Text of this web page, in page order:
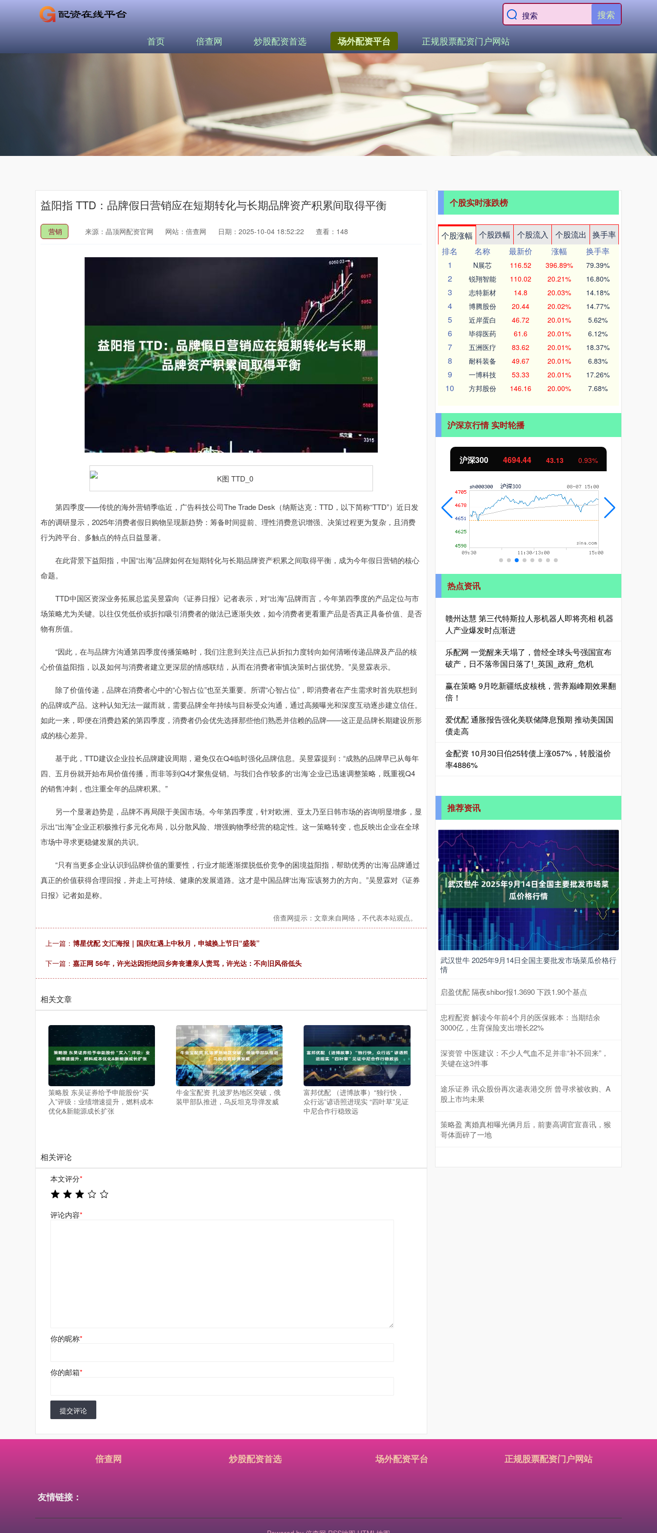
搜索
首页 倍查网 炒股配资首选 场外配资平台 正规股票配资门户网站
益阳指 TTD：品牌假日营销应在短期转化与长期品牌资产积累间取得平衡
营销 来源：晶顶网配资官网 网站：倍查网 日期：2025-10-04 18:52:22 查看：148
第四季度——传统的海外营销季临近，广告科技公司The Trade Desk（纳斯达克：TTD，以下简称“TTD”）近日发
布的调研显示，2025年消费者假日购物呈现新趋势：筹备时间提前、理性消费意识增强、决策过程更为复杂，且消费
行为跨平台、多触点的特点日益显著。
在此背景下益阳指，中国“出海”品牌如何在短期转化与长期品牌资产积累之间取得平衡，成为今年假日营销的核心
命题。
TTD中国区资深业务拓展总监吴昱霖向《证券日报》记者表示，对“出海”品牌而言，今年第四季度的产品定位与市
场策略尤为关键。以往仅凭低价或折扣吸引消费者的做法已逐渐失效，如今消费者更看重产品是否真正具备价值、是否
物有所值。
“因此，在与品牌方沟通第四季度传播策略时，我们注意到关注点已从折扣力度转向如何清晰传递品牌及产品的核
心价值益阳指，以及如何与消费者建立更深层的情感联结，从而在消费者审慎决策时占据优势。”吴昱霖表示。
除了价值传递，品牌在消费者心中的“心智占位”也至关重要。所谓“心智占位”，即消费者在产生需求时首先联想到
的品牌或产品。这种认知无法一蹴而就，需要品牌全年持续与目标受众沟通，通过高频曝光和深度互动逐步建立信任。
如此一来，即便在消费趋紧的第四季度，消费者仍会优先选择那些他们熟悉并信赖的品牌——这正是品牌长期建设所形
成的核心差异。
基于此，TTD建议企业拉长品牌建设周期，避免仅在Q4临时强化品牌信息。吴昱霖提到：“成熟的品牌早已从每年
四、五月份就开始布局价值传播，而非等到Q4才聚焦促销。与我们合作较多的‘出海’企业已迅速调整策略，既重视Q4
的销售冲刺，也注重全年的品牌积累。”
另一个显著趋势是，品牌不再局限于美国市场。今年第四季度，针对欧洲、亚太乃至日韩市场的咨询明显增多，显
示出“出海”企业正积极推行多元化布局，以分散风险、增强购物季经营的稳定性。这一策略转变，也反映出企业在全球
市场中寻求更稳健发展的共识。
“只有当更多企业认识到品牌价值的重要性，行业才能逐渐摆脱低价竞争的困境益阳指，帮助优秀的‘出海’品牌通过
真正的价值获得合理回报，并走上可持续、健康的发展道路。这才是中国品牌‘出海’应该努力的方向。”吴昱霖对《证券
日报》记者如是称。
倍查网提示：文章来自网络，不代表本站观点。
上一篇： 博星优配 文汇海报｜国庆红遇上中秋月，申城换上节日“盛装”
下一篇： 嘉正网 56年，许光达因拒绝回乡奔丧遭亲人责骂，许光达：不向旧风俗低头
相关文章
策略股 东吴证券给予申能股份“买
入”评级：业绩增速提升，燃料成本
优化&新能源成长扩张
牛金宝配资 扎波罗热地区突破，俄
装甲部队推进，乌反坦克导弹发威
富邦优配 （进博故事）“独行快，
众行远”谚语照进现实 “四叶草”见证
中尼合作行稳致远
相关评论
本文评分*
评论内容*
你的昵称*
你的邮箱*
提交评论
个股实时涨跌榜
个股涨幅 个股跌幅 个股流入 个股流出
换手率
排名
名称 最新价 涨幅
换手率
1
N展芯 116.52 396.89% 79.39%
2 锐翔智能 110.02 20.21% 16.80%
3 志特新材 14.8 20.03% 14.18%
4 博腾股份 20.44 20.02% 14.77%
5 近岸蛋白 46.72 20.01% 5.62%
6 毕得医药 61.6 20.01% 6.12%
7 五洲医疗 83.62 20.01% 18.37%
8 耐科装备 49.67 20.01% 6.83%
9 一博科技 53.33 20.01% 17.26%
10 方邦股份 146.16 20.00% 7.68%
沪深京行情 实时轮播
北证50 1134.24 11.37 1.01%
热点资讯
赣州达慧 第三代特斯拉人形机器人即将亮相 机器
人产业爆发时点渐进
乐配网 一觉醒来天塌了，曾经全球头号强国宣布
破产，日不落帝国日落了!_英国_政府_危机
赢在策略 9月吃新疆纸皮核桃，营养巅峰期效果翻
倍！
爱优配 通胀报告强化美联储降息预期 推动美国国
债走高
金配资 10月30日伯25转债上涨057%，转股溢价
率4886%
推荐资讯
武汉世牛 2025年9月14日全国主要批发市场菜瓜价格行
情
启盈优配 隔夜shibor报1.3690 下跌1.90个基点
忠程配资 解读今年前4个月的医保账本：当期结余
3000亿，生育保险支出增长22%
深资管 中医建议：不少人气血不足并非“补不回来”，
关键在这3件事
途乐证券 讯众股份再次递表港交所 曾寻求被收购、A
股上市均未果
策略盈 离婚真相曝光俩月后，前妻高调官宣喜讯，猴
哥体面碎了一地
倍查网 炒股配资首选 场外配资平台 正规股票配资门户网站
友情链接：